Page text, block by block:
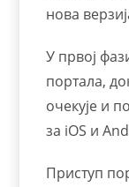
нова
У првој
портала,
очекује и
за iOS и
Приступ